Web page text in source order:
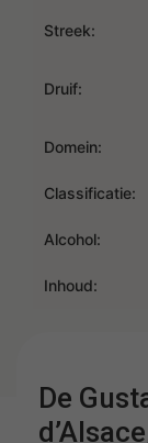
Streek:
Druif:
Domein:
Classificatie:
Alcohol:
Inhoud:
De